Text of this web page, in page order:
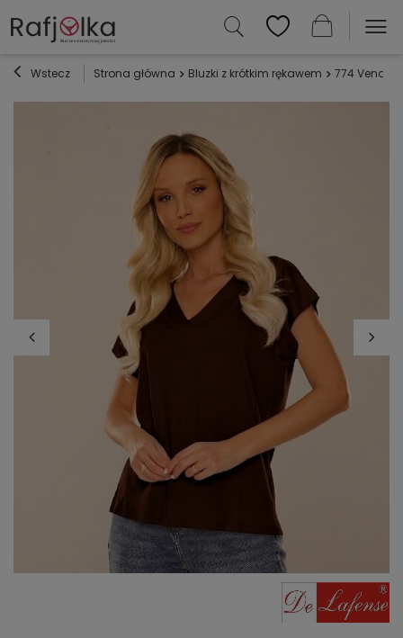
Wstecz Strona główna Bluzki z krótkim rękawem 774 Vendy